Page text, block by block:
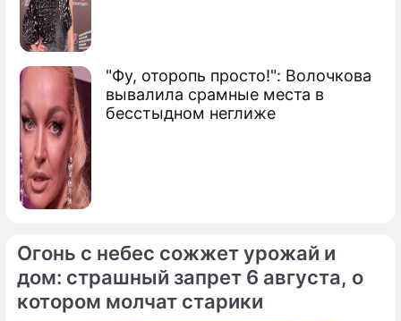
"Фу, оторопь просто!": Волочкова
вывалила срамные места в
бесстыдном неглиже
Огонь с небес сожжет урожай и
дом: страшный запрет 6 августа, о
котором молчат старики